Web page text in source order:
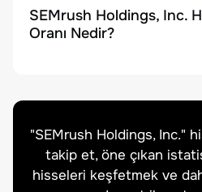
SEMrush Holdings, Inc.
Oranı Nedir?
"SEMrush Holdings, Inc."
takip et, öne çıkan
hisseleri keşfetmek ve